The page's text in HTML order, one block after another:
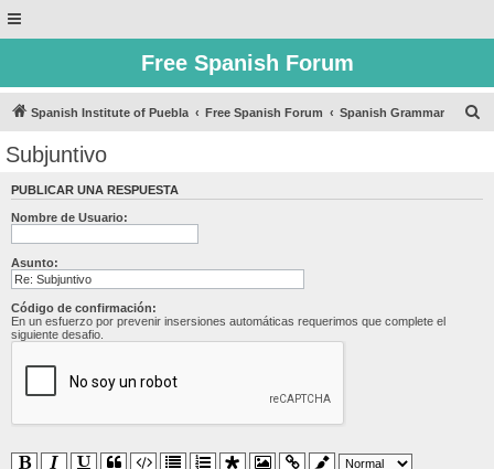
Free Spanish Forum
Spanish Institute of Puebla Free Spanish Forum Spanish Grammar
Subjuntivo
PUBLICAR UNA RESPUESTA
Nombre de Usuario:
Asunto:
Código de confirmación:
En un esfuerzo por prevenir insersiones automáticas requerimos que complete el
siguiente desafio.